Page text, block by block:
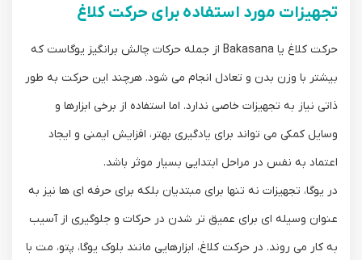
تجهیزات مورد استفاده برای حرکت کلاغ
حرکت کلاغ یا Bakasana از جمله حرکات چالش ‌برانگیز یوگاست که
بیشتر با وزن بدن و تعادل انجام می ‌شود. هرچند این حرکت به‌ طور
ذاتی نیاز به تجهیزات خاصی ندارد. اما استفاده از برخی ابزارها و
وسایل کمکی می ‌تواند برای یادگیری بهتر، افزایش ایمنی و ایجاد
اعتماد به نفس در مراحل ابتدایی بسیار موثر باشد.
در یوگا، تجهیزات نه تنها برای مبتدیان بلکه برای حرفه ‌ای ‌ها نیز به
‌عنوان وسیله ‌ای برای عمیق ‌تر شدن در حرکات و جلوگیری از آسیب
به‌ کار می ‌روند. در حرکت کلاغ، ابزارهایی مانند بلوک یوگا، پتو، مت با